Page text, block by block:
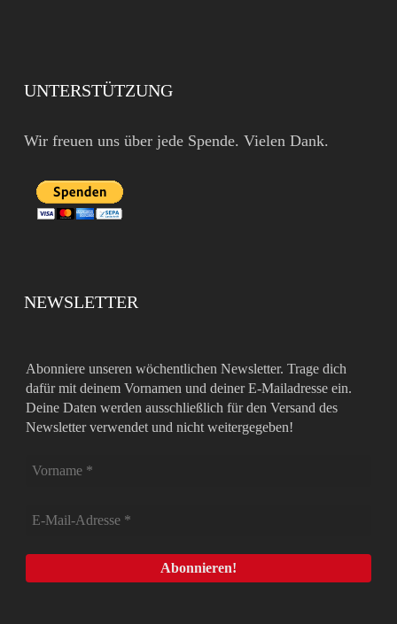
UNTERSTÜTZUNG
Wir freuen uns über jede Spende. Vielen Dank.
NEWSLETTER
Abonniere unseren wöchentlichen Newsletter. Trage dich
dafür mit deinem Vornamen und deiner E-Mailadresse ein.
Deine Daten werden ausschließlich für den Versand des
Newsletter verwendet und nicht weitergegeben!